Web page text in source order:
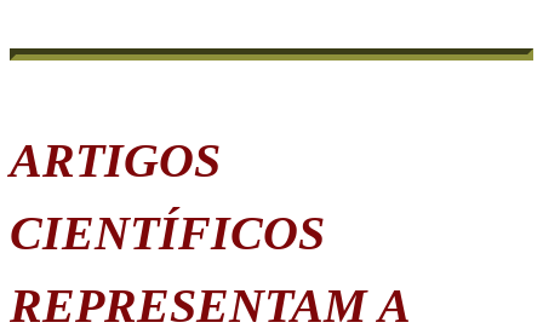
ARTIGOS
CIENTÍFICOS
REPRESENTAM A